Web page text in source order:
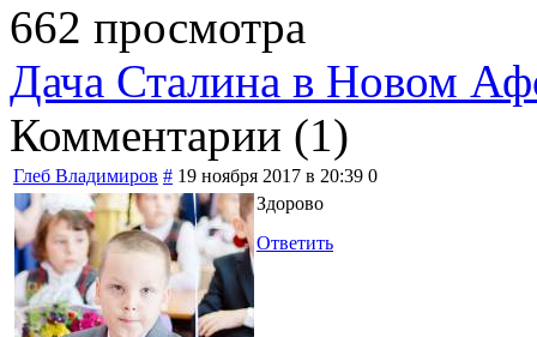
662 просмотра
Дача Сталина в Новом
Комментарии (1)
Глеб Владимиров # 19 ноября 2017 в 20:39 0
Здорово
Ответить